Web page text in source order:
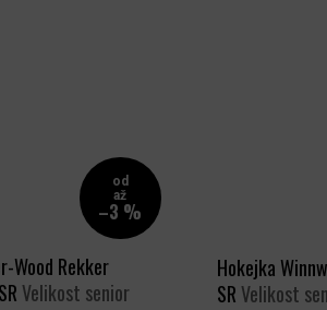
od
až
–3 %
Wood Rekker
Velikost senior
Hokejka
SR Velikost